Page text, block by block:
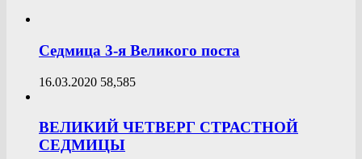
Седмица 3-я Великого поста
16.03.2020 58,585
ВЕЛИКИЙ ЧЕТВЕРГ СТРАСТНОЙ
СЕДМИЦЫ